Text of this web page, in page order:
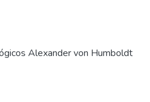
Alexander von Humboldt